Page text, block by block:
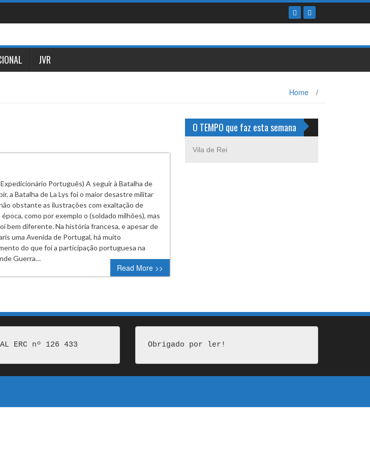
JVR
Home /
Português) A seguir à Batalha de
a Batalha de La Lys foi o maior desastre militar
obstante as ilustrações com exaltação de
como por exemplo o (soldado milhões), mas
bem diferente. Na história francesa, e apesar de
uma Avenida de Portugal, há muito
do que foi a participação portuguesa na
Guerra…
Read More >>
O TEMPO que faz esta semana
Vila de Rei
ERC nº 126 433 Obrigado por ler!